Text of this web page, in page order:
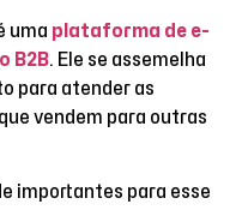
uma plataforma de e-
B2B. Ele se assemelha
para atender as
vendem para outras
importantes para esse